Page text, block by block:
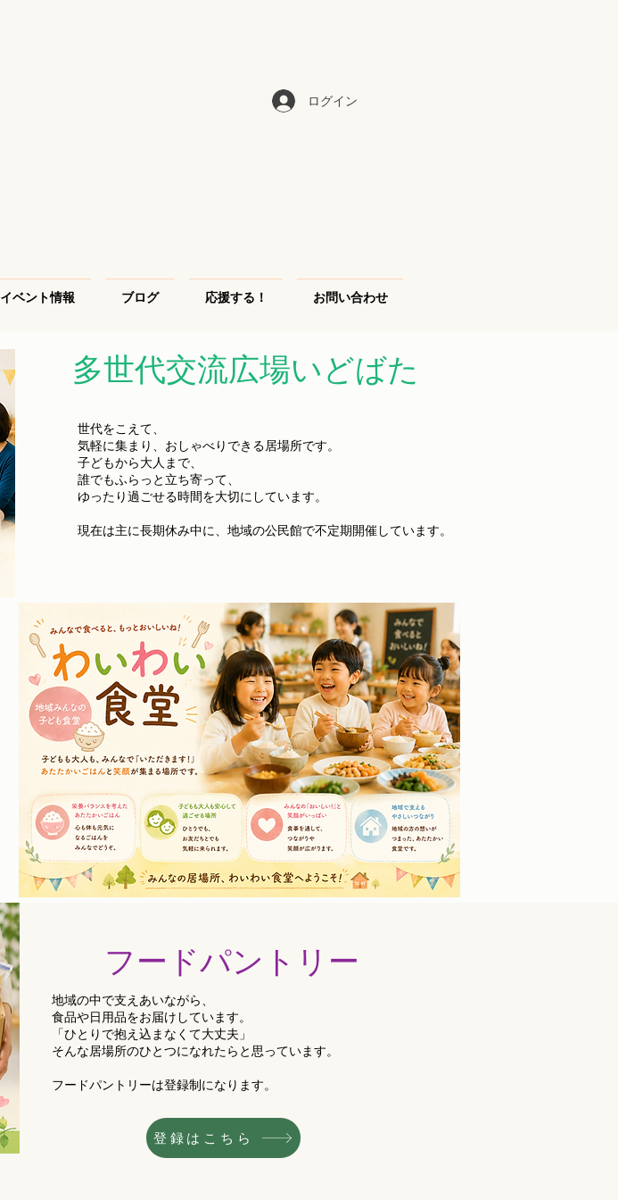
ログイン
イベント情報 ブログ 応援する！ お問い合わせ
​多世代交流広場いどばた
世代をこえて、
気軽に集まり、おしゃべりできる居場所です。
子どもから大人まで、
誰でもふらっと立ち寄って、
ゆったり過ごせる時間を大切にしています。
​現在は主に長期休み中に、地域の公民館で不定期開催しています。
​フードパントリー
地域の中で支えあいながら、
食品や日用品をお届けしています。
「ひとりで抱え込まなくて大丈夫」
そんな居場所のひとつになれたらと思っています。
​フードパントリーは登録制になります。
登録はこちら